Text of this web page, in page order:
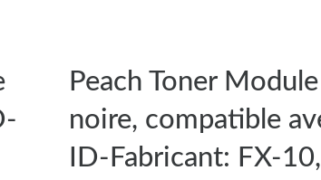
Peach Toner Module
noire, compatible
ID-Fabricant: FX-10,